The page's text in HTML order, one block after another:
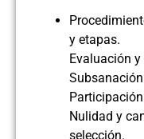
y etapas.
Evaluación
Nulidad y
selección.